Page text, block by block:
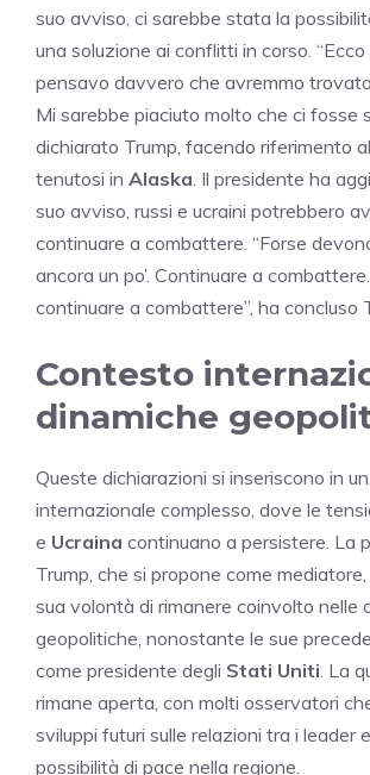
suo avviso, ci sarebbe stata la
una soluzione ai conflitti in corso.
pensavo davvero che avremmo
Mi sarebbe piaciuto molto che ci fosse
dichiarato Trump, facendo riferimento
tenutosi in Alaska. Il presidente ha
suo avviso, russi e ucraini potrebbero
continuare a combattere. “Forse
ancora un po’. Continuare a
continuare a combattere”, ha concluso
Contesto
dinamiche
Queste dichiarazioni si inseriscono in
internazionale complesso, dove le
e Ucraina continuano a persistere. La
Trump, che si propone come
sua volontà di rimanere coinvolto nelle
geopolitiche, nonostante le sue
come presidente degli Stati Uniti. La
rimane aperta, con molti osservatori
sviluppi futuri sulle relazioni tra i leader
possibilità di pace nella regione.